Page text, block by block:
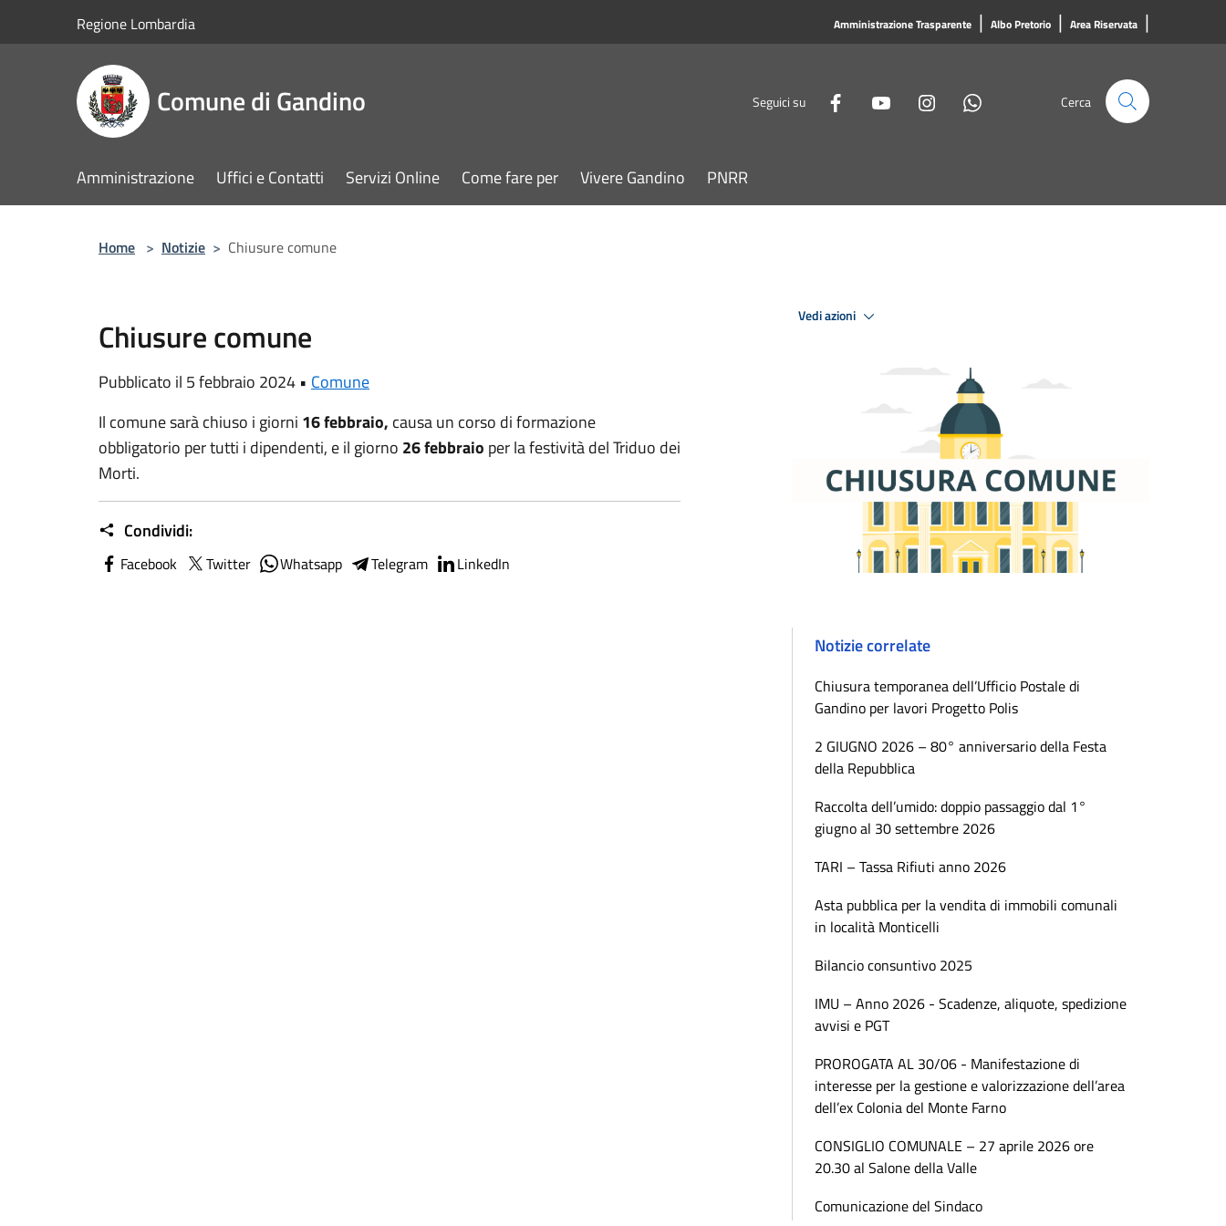
Regione Lombardia Amministrazione Trasparente | Albo Pretorio | Area Riservata |
Comune di Gandino Seguici su Cerca
Amministrazione Uffici e Contatti Servizi Online Come fare per Vivere Gandino PNRR
Home > Notizie > Chiusure comune
Chiusure comune
Pubblicato il 5 febbraio 2024 • Comune
Il comune sarà chiuso i giorni 16 febbraio, causa un corso di formazione
obbligatorio per tutti i dipendenti, e il giorno 26 febbraio per la festività del Triduo dei
Morti.
Condividi:
Facebook Twitter Whatsapp Telegram LinkedIn
Vedi azioni
Notizie correlate
Chiusura temporanea dell’Ufficio Postale di
Gandino per lavori Progetto Polis
2 GIUGNO 2026 – 80° anniversario della Festa
della Repubblica
Raccolta dell’umido: doppio passaggio dal 1°
giugno al 30 settembre 2026
TARI – Tassa Rifiuti anno 2026
Asta pubblica per la vendita di immobili comunali
in località Monticelli
Bilancio consuntivo 2025
IMU – Anno 2026 - Scadenze, aliquote, spedizione
avvisi e PGT
PROROGATA AL 30/06 - Manifestazione di
interesse per la gestione e valorizzazione dell’area
dell’ex Colonia del Monte Farno
CONSIGLIO COMUNALE – 27 aprile 2026 ore
20.30 al Salone della Valle
Comunicazione del Sindaco